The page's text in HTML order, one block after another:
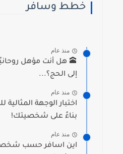
خطط وسافر
منذ عام
🕋 هل أنت مؤهل
إلى الحج؟...
منذ عام
اختبار الوجهة
بناءً على شخصيتك!
منذ عام
اين اسافر حسب